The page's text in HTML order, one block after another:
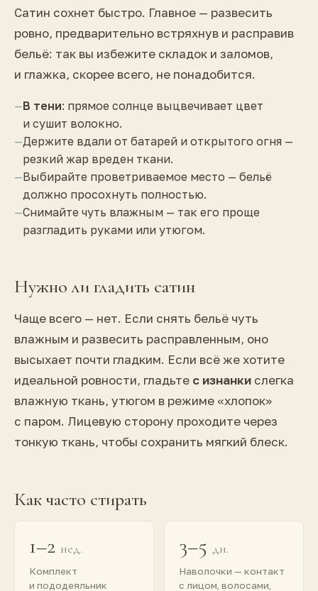
Сатин сохнет быстро. Главное — развесить
ровно, предварительно встряхнув и расправив
бельё: так вы избежите складок и заломов,
и глажка, скорее всего, не понадобится.
—В тени: прямое солнце выцвечивает цвет
и сушит волокно.
—Держите вдали от батарей и открытого огня —
резкий жар вреден ткани.
—Выбирайте проветриваемое место — бельё
должно просохнуть полностью.
—Снимайте чуть влажным — так его проще
разгладить руками или утюгом.
Нужно ли гладить сатин
Чаще всего — нет. Если снять бельё чуть
влажным и развесить расправленным, оно
высыхает почти гладким. Если всё же хотите
идеальной ровности, гладьте с изнанки слегка
влажную ткань, утюгом в режиме «хлопок»
с паром. Лицевую сторону проходите через
тонкую ткань, чтобы сохранить мягкий блеск.
Как часто стирать
1–2 нед.
Комплект
и пододеяльник
3–5 дн.
Наволочки — контакт
с лицом, волосами,